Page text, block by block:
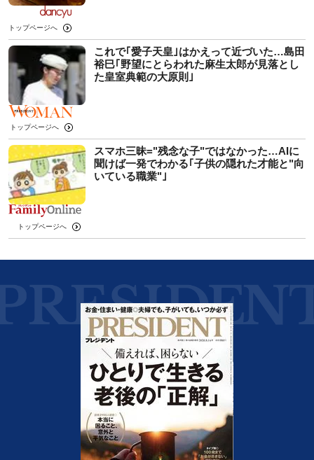
トップページへ
これで｢愛子天皇｣はかえって近づいた…島田
裕巳｢野望にとらわれた麻生太郎が見落とし
た皇室典範の大原則｣
トップページへ
スマホ三昧="残念な子"ではなかった…AIに
聞けば一発でわかる｢子供の隠れた才能と"向
いている職業"｣
トップページへ